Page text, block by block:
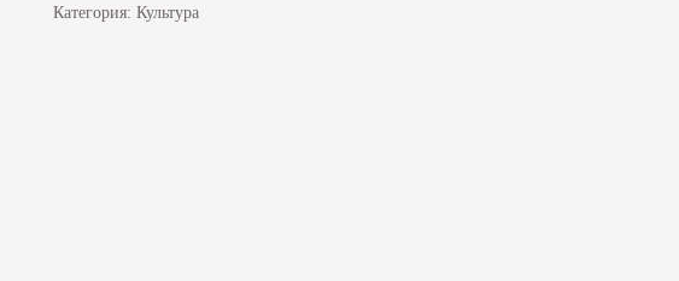
Категория:Культура